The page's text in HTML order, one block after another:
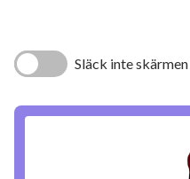
Släck inte skärmen